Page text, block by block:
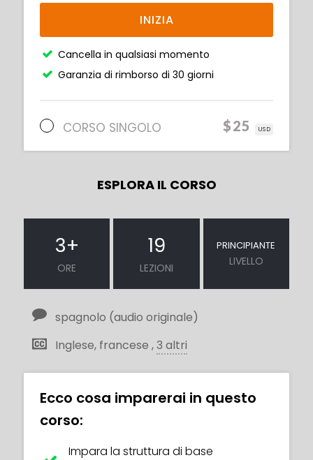
INIZIA
Cancella in qualsiasi momento
Garanzia di rimborso di 30 giorni
CORSO SINGOLO $25 USD
ESPLORA IL CORSO
3+
ORE
19
LEZIONI
PRINCIPIANTE
LIVELLO
spagnolo (audio originale)
Inglese, francese ,3 altri
Ecco cosa imparerai in questo
corso:
Impara la struttura di base